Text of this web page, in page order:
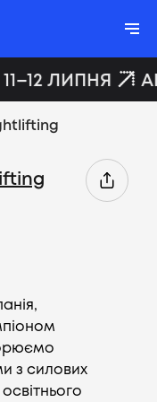
11–12 ЛИПНЯ
з силових